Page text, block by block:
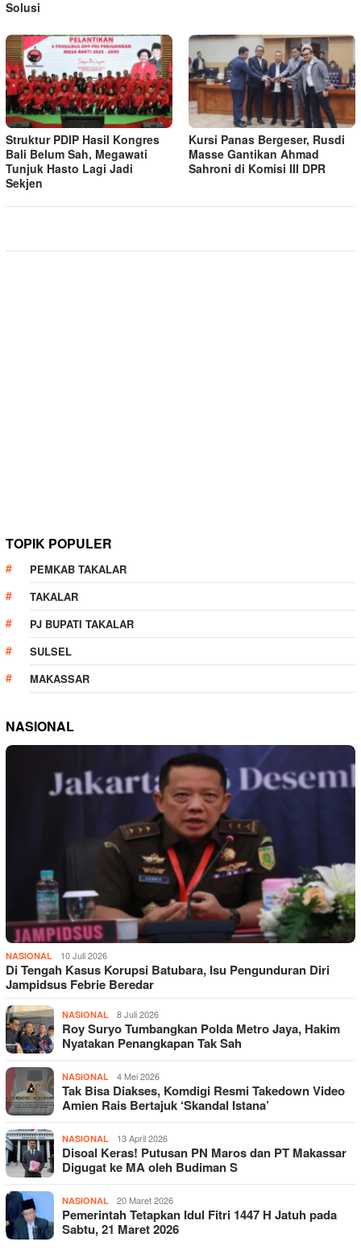
Solusi
Struktur PDIP Hasil Kongres
Bali Belum Sah, Megawati
Tunjuk Hasto Lagi Jadi
Sekjen
Kursi Panas Bergeser, Rusdi
Masse Gantikan Ahmad
Sahroni di Komisi III DPR
TOPIK POPULER
PEMKAB TAKALAR
TAKALAR
PJ BUPATI TAKALAR
SULSEL
MAKASSAR
NASIONAL
NASIONAL 10 Juli 2026
Di Tengah Kasus Korupsi Batubara, Isu Pengunduran Diri
Jampidsus Febrie Beredar
NASIONAL 8 Juli 2026
Roy Suryo Tumbangkan Polda Metro Jaya, Hakim
Nyatakan Penangkapan Tak Sah
NASIONAL 4 Mei 2026
Tak Bisa Diakses, Komdigi Resmi Takedown Video
Amien Rais Bertajuk ‘Skandal Istana’
NASIONAL 13 April 2026
Disoal Keras! Putusan PN Maros dan PT Makassar
Digugat ke MA oleh Budiman S
NASIONAL 20 Maret 2026
Pemerintah Tetapkan Idul Fitri 1447 H Jatuh pada
Sabtu, 21 Maret 2026